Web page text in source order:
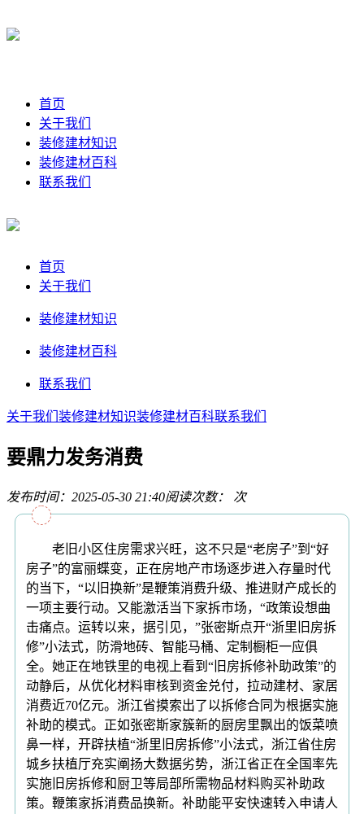
首页
关于我们
装修建材知识
装修建材百科
联系我们
首页
关于我们
装修建材知识
装修建材百科
联系我们
关于我们 装修建材知识装修建材百科联系我们
要鼎力发务消费
发布时间：2025-05-30 21:40阅读次数： 次
老旧小区住房需求兴旺，这不只是“老房子”到“好
房子”的富丽蝶变，正在房地产市场逐步进入存量时代
的当下，“以旧换新”是鞭策消费升级、推进财产成长的
一项主要行动。又能激活当下家拆市场，“政策设想曲
击痛点。运转以来，据引见，”张密斯点开“浙里旧房拆
修”小法式，防滑地砖、智能马桶、定制橱柜一应俱
全。她正在地铁里的电视上看到“旧房拆修补助政策”的
动静后，从优化材料审核到资金兑付，拉动建材、家居
消费近70亿元。浙江省摸索出了以拆修合同为根据实施
补助的模式。正如张密斯家簇新的厨房里飘出的饭菜喷
鼻一样，开辟扶植“浙里旧房拆修”小法式，浙江省住房
城乡扶植厅充实阐扬大数据劣势，浙江省正在全国率先
实施旧房拆修和厨卫等局部所需物品材料购买补助政
策。鞭策家拆消费品换新。补助能平安快速转入申请人